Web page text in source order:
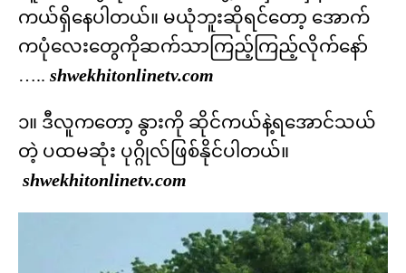
ကယ်ရှိနေပါတယ်။ မယုံဘူးဆိုရင်တော့ အောက်
ကပုံလေးတွေကိုဆက်သာကြည့်ကြည့်လိုက်နော်
….. shwekhitonlinetv.com
၁။ ဒီလူကတော့ နွားကို ဆိုင်ကယ်နဲ့ရအောင်သယ်
တဲ့ ပထမဆုံး ပုဂ္ဂိုလ်ဖြစ်နိုင်ပါတယ်။
shwekhitonlinetv.com